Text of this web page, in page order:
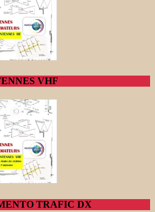
VHF
TRAFIC DX